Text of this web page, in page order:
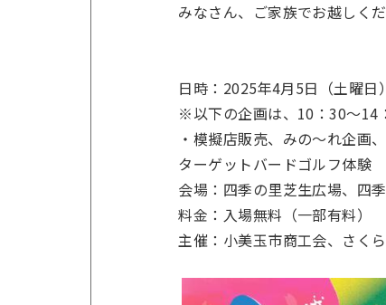
みなさん、ご家族でお越しくだ
日時：2025年4月5日（土曜日
※以下の企画は、10：30～14
・模擬店販売、みの～れ企画
ターゲットバードゴルフ体験
会場：四季の里芝生広場、四
料金：入場無料（一部有料）
主催：小美玉市商工会、さく